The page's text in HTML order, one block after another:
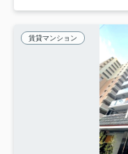
賃貸マンション